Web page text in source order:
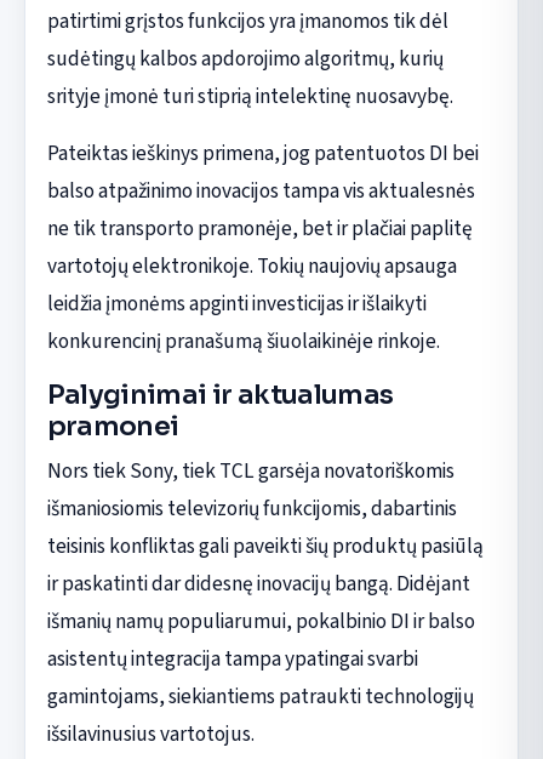
patirtimi grįstos funkcijos yra įmanomos tik dėl
sudėtingų kalbos apdorojimo algoritmų, kurių
srityje įmonė turi stiprią intelektinę nuosavybę.
Pateiktas ieškinys primena, jog patentuotos DI bei
balso atpažinimo inovacijos tampa vis aktualesnės
ne tik transporto pramonėje, bet ir plačiai paplitę
vartotojų elektronikoje. Tokių naujovių apsauga
leidžia įmonėms apginti investicijas ir išlaikyti
konkurencinį pranašumą šiuolaikinėje rinkoje.
Palyginimai ir aktualumas
pramonei
Nors tiek Sony, tiek TCL garsėja novatoriškomis
išmaniosiomis televizorių funkcijomis, dabartinis
teisinis konfliktas gali paveikti šių produktų pasiūlą
ir paskatinti dar didesnę inovacijų bangą. Didėjant
išmanių namų populiarumui, pokalbinio DI ir balso
asistentų integracija tampa ypatingai svarbi
gamintojams, siekiantiems patraukti technologijų
išsilavinusius vartotojus.